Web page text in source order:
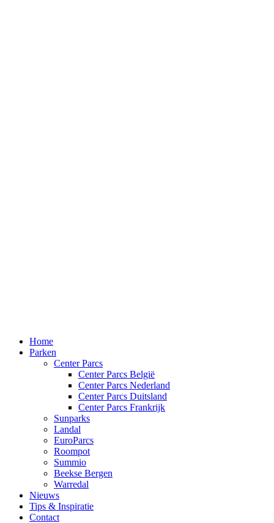
Home
Parken
Center Parcs
Center Parcs België
Center Parcs Nederland
Center Parcs Duitsland
Center Parcs Frankrijk
Sunparks
Landal
EuroParcs
Roompot
Summio
Beekse Bergen
Warredal
Nieuws
Tips & Inspiratie
Contact